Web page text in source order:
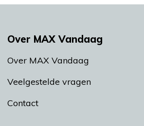
Over MAX Vandaag
Over MAX Vandaag
Veelgestelde vragen
Contact